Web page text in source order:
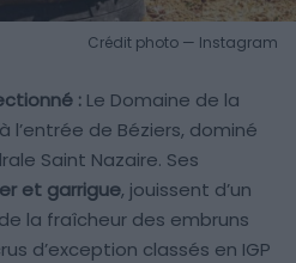
Crédit photo — Instagram
: Le Domaine de la
l’entrée de Béziers, dominé
Saint Nazaire. Ses
et garrigue, jouissent d’un
la fraîcheur des embruns
d’exception classés en IGP